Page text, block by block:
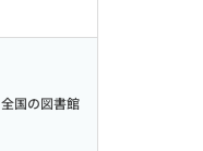
全国の図書館